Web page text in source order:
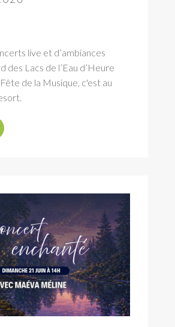
live et d’ambiances
des Lacs de l’Eau d’Heure
de la Musique, c'est au